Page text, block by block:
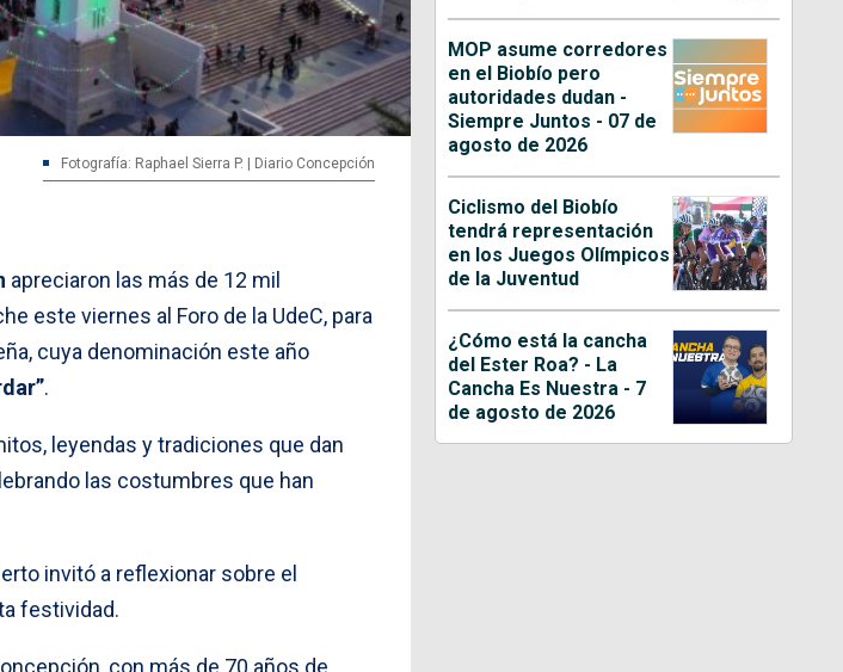
Fotografía: Raphael Sierra P. | Diario Concepción
apreciaron las más de 12 mil
este viernes al Foro de la UdeC, para
cuya denominación este año
.
leyendas y tradiciones que dan
las costumbres que han
invitó a reflexionar sobre el
festividad.
con más de 70 años de
MOP asume corredores
en el Biobío pero
autoridades dudan -
Siempre Juntos - 07 de
agosto de 2026
Ciclismo del Biobío
tendrá representación
en los Juegos Olímpicos
de la Juventud
¿Cómo está la cancha
del Ester Roa? - La
Cancha Es Nuestra - 7
de agosto de 2026